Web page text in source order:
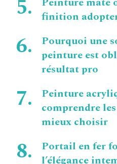
finition
Pourquoi une
peinture est
résultat pro
Peinture
comprendre
mieux choisir
Portail en fer
l’élégance